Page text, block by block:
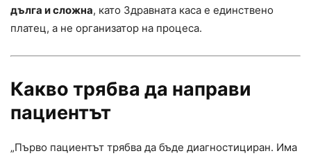
дълга и сложна, като Здравната каса е единствено
платец, а не организатор на процеса.
Какво трябва да направи
пациентът
„Първо пациентът трябва да бъде диагностициран. Има